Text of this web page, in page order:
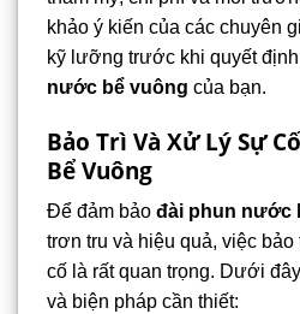
khảo ý kiến của các chuyên
kỹ lưỡng trước khi quyết
nước bể vuông của bạn.
Bảo Trì Và Xử Lý Sự
Bể Vuông
Để đảm bảo đài phun nước
trơn tru và hiệu quả, việc
cố là rất quan trọng. Dưới
và biện pháp cần thiết: